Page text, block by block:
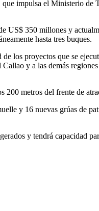
impulsa el Ministerio
350 millones y
hasta tres buques.
los proyectos que se
y a las demás
200 metros del frente de
y 16 nuevas grúas de
y tendrá capacidad